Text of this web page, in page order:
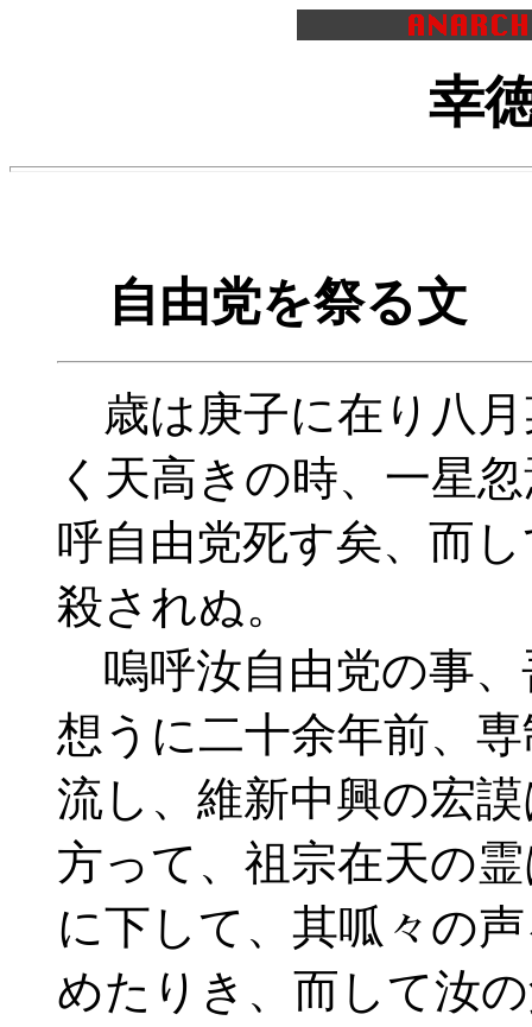
幸
自由党を祭る
歳は庚子に在り八月
く天高きの時、一星
呼自由党死す矣、而
殺されぬ。
嗚呼汝自由党の事、
想うに二十余年前、
流し、維新中興の宏
方って、祖宗在天の
に下して、其呱々の
めたりき、而して汝